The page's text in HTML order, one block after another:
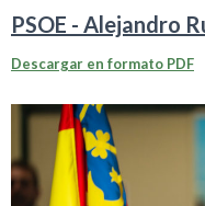
PSOE - Alejandro
Descargar en formato PDF